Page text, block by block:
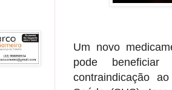
Um novo
pode
contraindicação